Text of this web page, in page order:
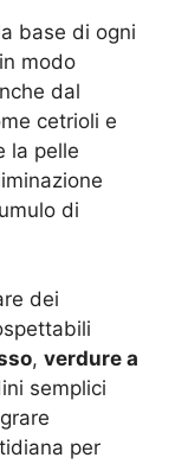
base di ogni
modo
dal
cetrioli e
la pelle
di
dei
, verdure a
semplici
per